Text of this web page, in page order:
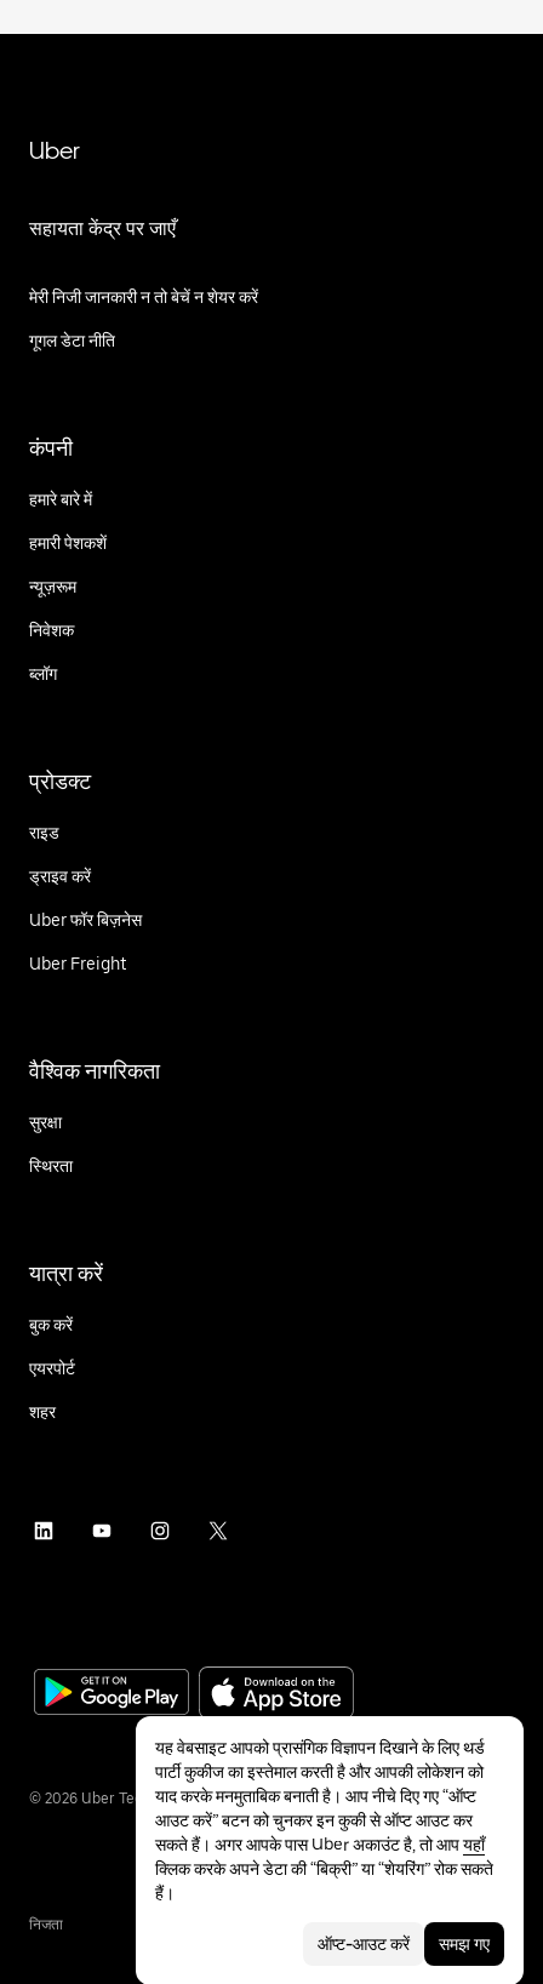
Uber
सहायता केंद्र पर जाएँ
मेरी निजी जानकारी न तो बेचें न शेयर करें
गूगल डेटा नीति
कंपनी
हमारे बारे में
हमारी पेशकशें
न्यूज़रूम
निवेशक
ब्लॉग
प्रोडक्ट
राइड
ड्राइव करें
Uber फॉर बिज़नेस
Uber Freight
वैश्विक नागरिकता
सुरक्षा
स्थिरता
यात्रा करें
बुक करें
एयरपोर्ट
शहर
© 2026 Uber Technologies Inc.
निजता
यह वेबसाइट आपको प्रासंगिक विज्ञापन दिखाने के लिए थर्ड
पार्टी कुकीज का इस्तेमाल करती है और आपकी लोकेशन को
याद करके मनमुताबिक बनाती है। आप नीचे दिए गए “ऑप्ट
आउट करें” बटन को चुनकर इन कुकी से ऑप्ट आउट कर
सकते हैं। अगर आपके पास Uber अकाउंट है, तो आपयहाँ
क्लिक करके अपने डेटा की “बिक्री” या “शेयरिंग” रोक सकते
हैं।
ऑप्ट-आउट करें समझ गए